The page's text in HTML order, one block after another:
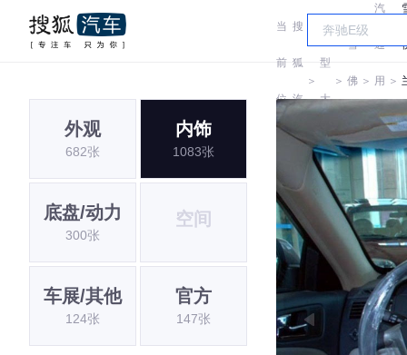
当
前
位
置:
搜
狐
汽
车
＞
车
型
大
全
＞
雪
佛 ＞
汽
通
用
雪
佛
兰
＞
外观
682张
内饰
1083张
底盘/动力
300张
空间
车展/其他
124张
官方
147张